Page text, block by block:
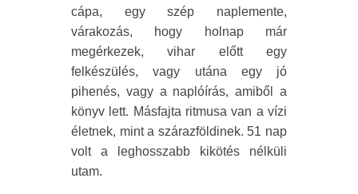
cápa, egy szép naplemente,
várakozás, hogy holnap már
megérkezek, vihar előtt egy
felkészülés, vagy utána egy jó
pihenés, vagy a naplóírás, amiből a
könyv lett. Másfajta ritmusa van a vízi
életnek, mint a szárazföldinek. 51 nap
volt a leghosszabb kikötés nélküli
utam.